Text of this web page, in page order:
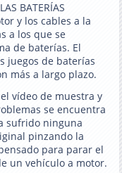
BATERÍAS
y los cables a la
a los que se
de baterías. El
juegos de baterías
más a largo plazo.
vídeo de muestra y
se encuentra
sufrido ninguna
pinzando la
para parar el
un vehículo a motor.